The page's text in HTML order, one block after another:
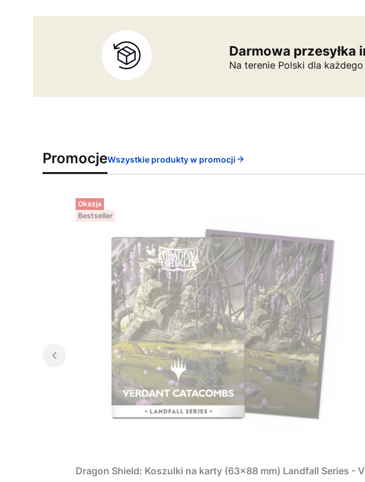
Darmowa przesyłka
Na terenie Polski dla
PromocjeWszystkie produkty w promocji
Okazja
Bestseller
Dragon Shield: Koszulki na karty (63x88 mm) Landfall Series -